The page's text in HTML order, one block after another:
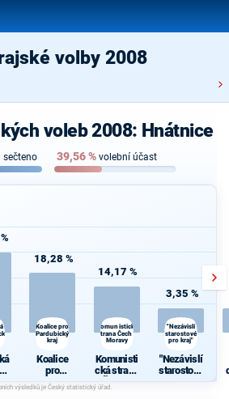
volby 2008
voleb 2008: Hnátnice
sečteno 39,56% volební účast
18,28 %
Koalice pro
Pardubický
kraj
Koalice
pro
Pardubick
ý kraj
14,17 %
Komunistická
strana Čech a
Moravy
Komunisti
cká strana
Čech a
Moravy
3,35 %
"Nezávislí
starostové
pro kraj"
"Nezávislí
starostové
pro kraj"